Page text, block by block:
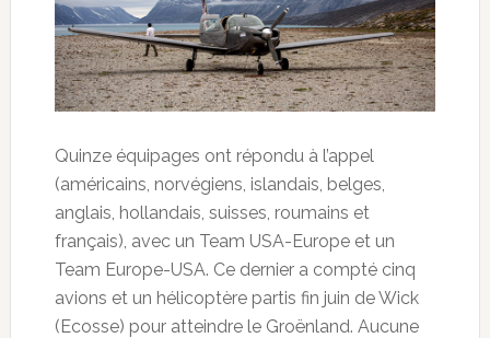
Quinze équipages ont répondu à l’appel
(américains, norvégiens, islandais, belges,
anglais, hollandais, suisses, roumains et
français), avec un Team USA-Europe et un
Team Europe-USA. Ce dernier a compté cinq
avions et un hélicoptère partis fin juin de Wick
(Ecosse) pour atteindre le Groënland. Aucune